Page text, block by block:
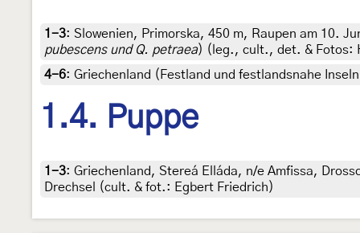
1-3: Slowenien, Primorska, 450 m, Raupen am 10.
pubescens und Q. petraea) (leg., cult., det. & Fotos:
4-6: Griechenland (Festland und festlandsnahe
1.4. Puppe
1-3: Griechenland, Stereá Elláda, n/e Amfissa,
Drechsel (cult. & fot.: Egbert Friedrich)